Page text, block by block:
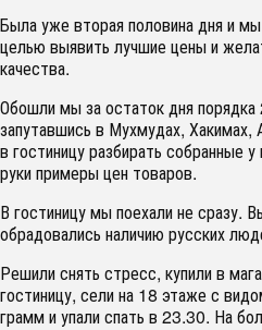
Была уже вторая половина дня и
целью выявить лучшие цены и
качества.
Обошли мы за остаток дня
запутавшись в Мухмудах,
в гостиницу разбирать собранные
руки примеры цен товаров.
В гостиницу мы поехали не сразу.
обрадовались наличию русских
Решили снять стресс, купили в
гостиницу, сели на 18 этаже с
грамм и упали спать в 23.30. На